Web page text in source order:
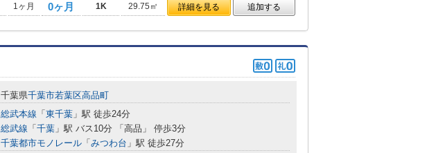
1ヶ月 0ヶ月 1K 29.75㎡ 詳細を見る 追加する
千葉県千葉市若葉区高品町
総武本線 「 東千葉 」駅 徒歩24分
総武線 「 千葉 」駅 バス10分 「高品」 停歩3分
千葉都市モノレール 「 みつわ台 」駅 徒歩27分